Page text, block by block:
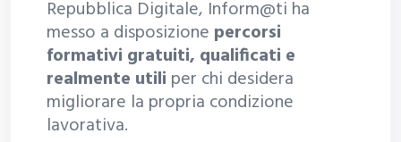
Repubblica Digitale, Inform@ti ha
messo a disposizione percorsi
formativi gratuiti, qualificati e
realmente utili per chi desidera
migliorare la propria condizione
lavorativa.